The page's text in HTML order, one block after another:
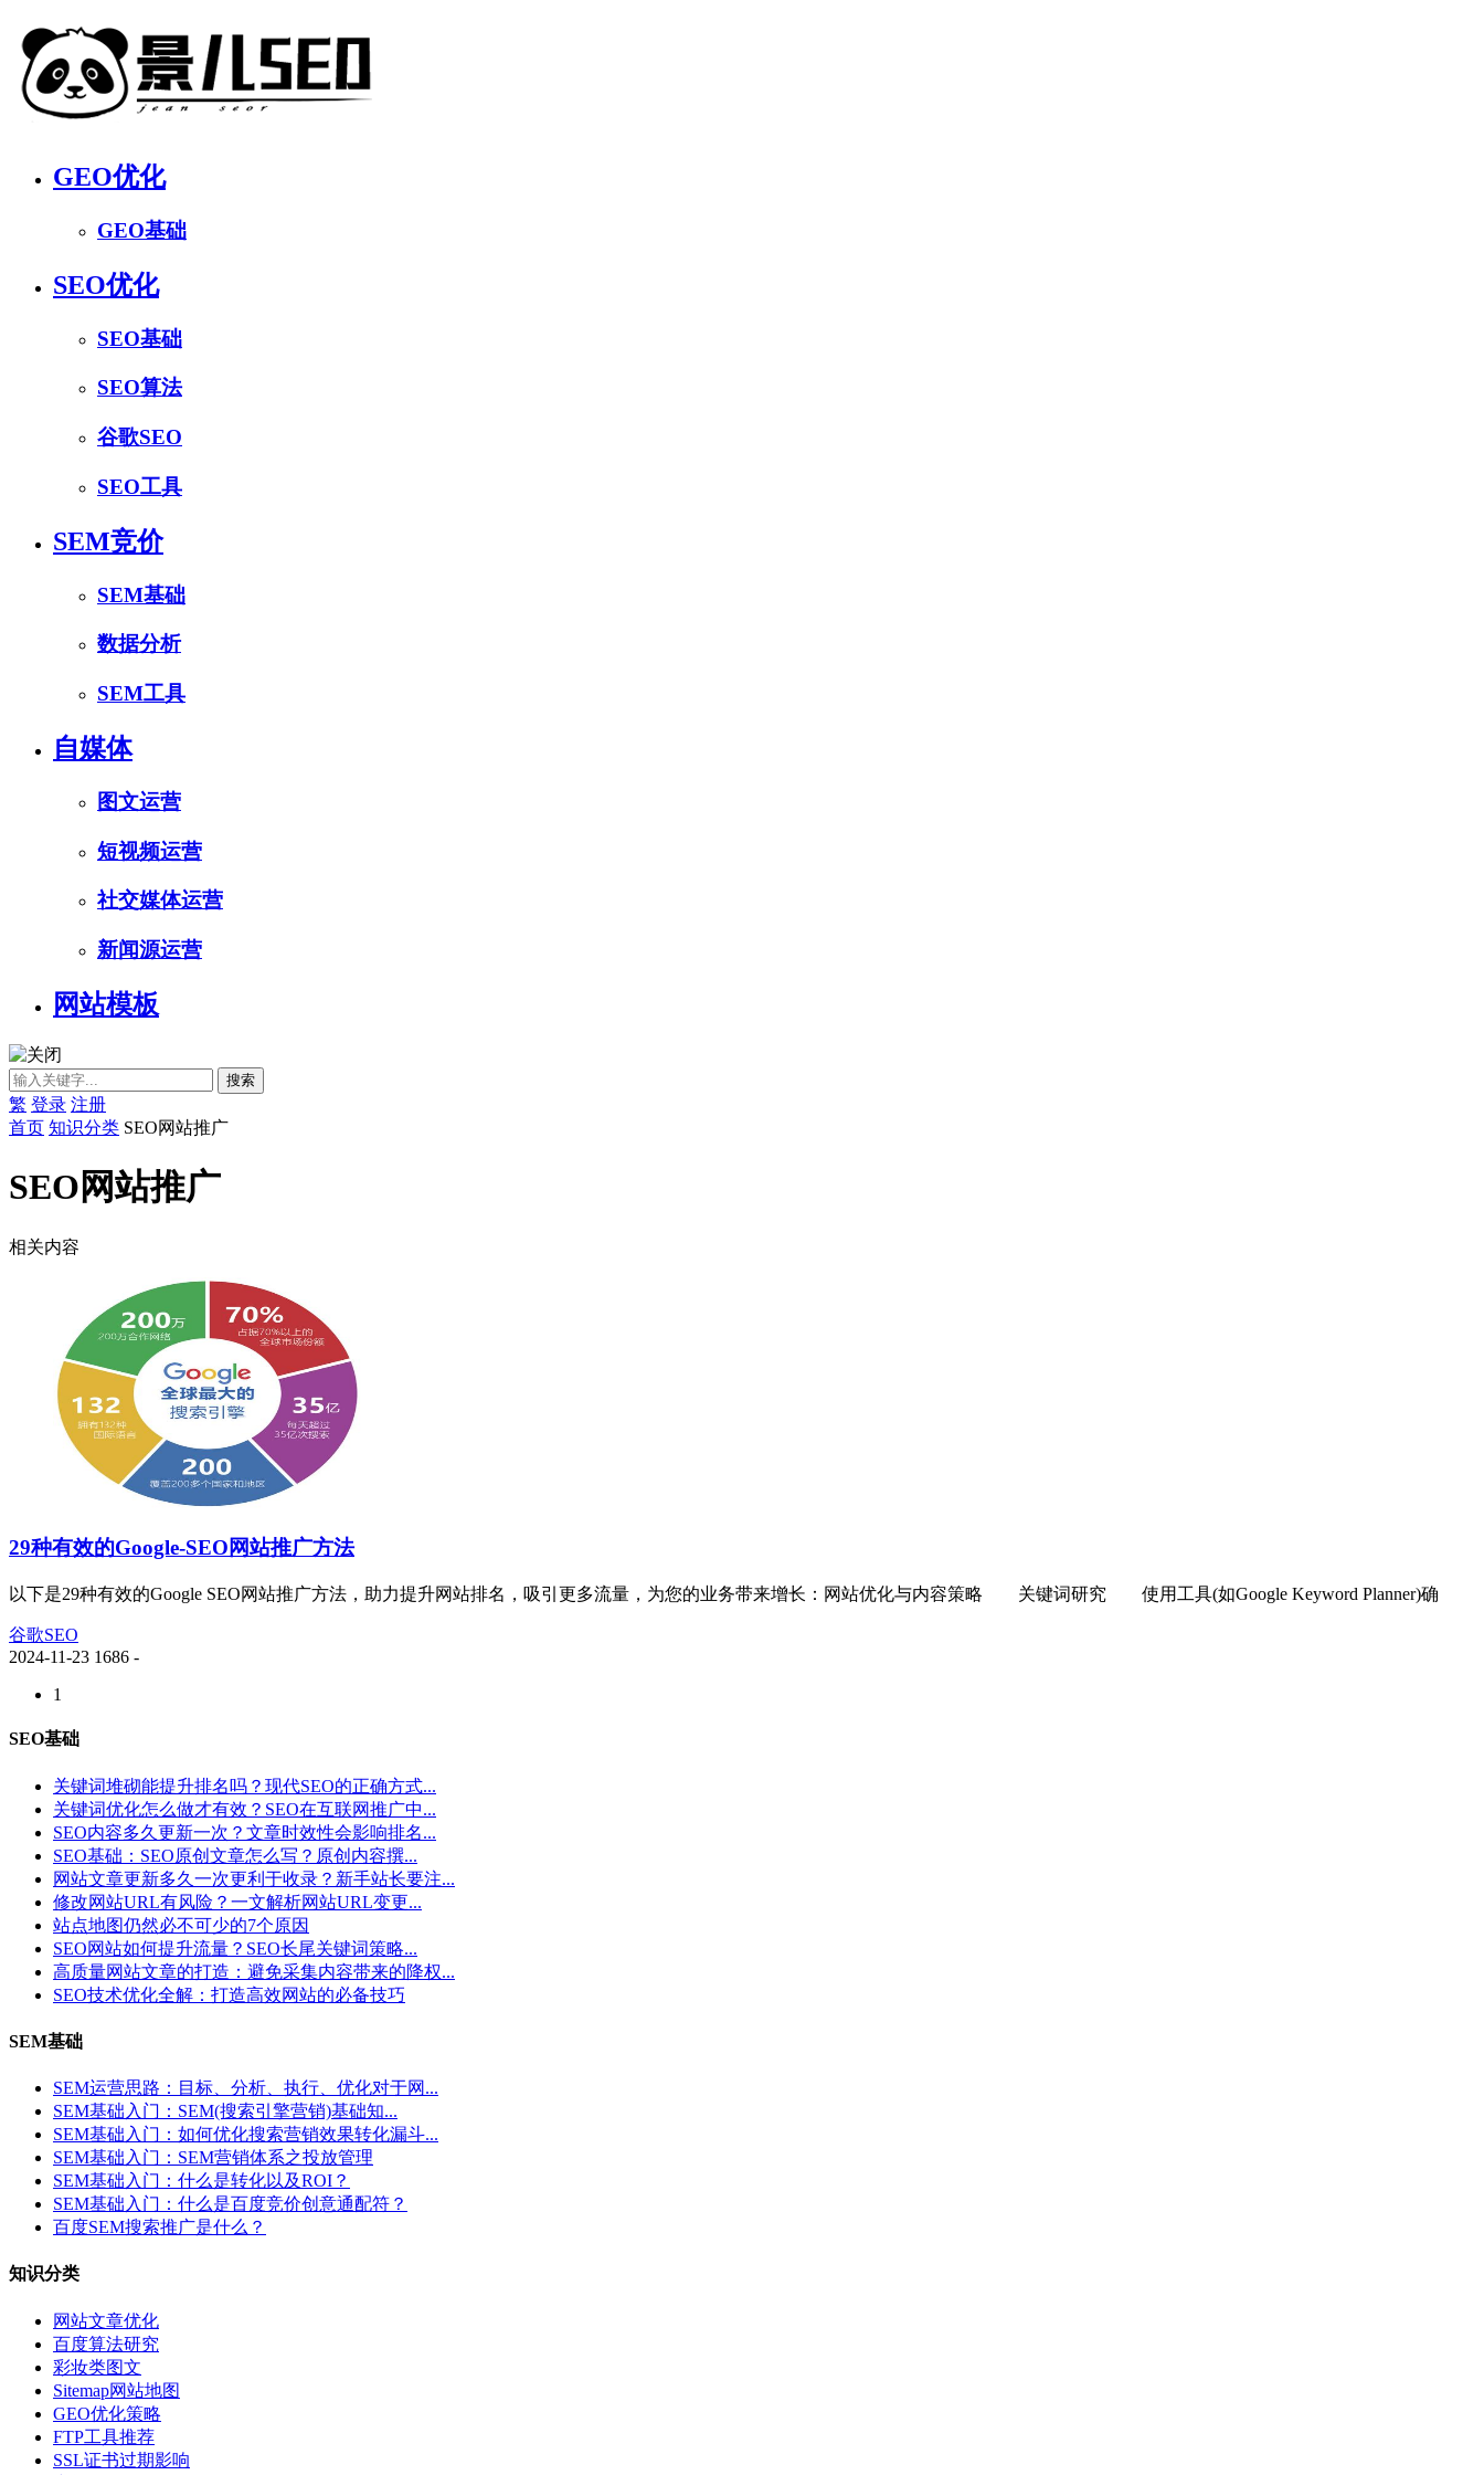
GEO优化
GEO基础
SEO优化
SEO基础
SEO算法
谷歌SEO
SEO工具
SEM竞价
SEM基础
数据分析
SEM工具
自媒体
图文运营
短视频运营
社交媒体运营
新闻源运营
网站模板
繁 登录 注册
首页 知识分类 SEO网站推广
SEO网站推广
相关内容
29种有效的Google-SEO网站推广方法
以下是29种有效的Google SEO网站推广方法，助力提升网站排名，吸引更多流量，为您的业务带来增长：网站优化与内容策略 关键词研究 使用工具(如Google Keyword Planner)确
谷歌SEO
2024-11-23 1686 -
1
SEO基础
关键词堆砌能提升排名吗？现代SEO的正确方式...
关键词优化怎么做才有效？SEO在互联网推广中...
SEO内容多久更新一次？文章时效性会影响排名...
SEO基础：SEO原创文章怎么写？原创内容撰...
网站文章更新多久一次更利于收录？新手站长要注...
修改网站URL有风险？一文解析网站URL变更...
站点地图仍然必不可少的7个原因
SEO网站如何提升流量？SEO长尾关键词策略...
高质量网站文章的打造：避免采集内容带来的降权...
SEO技术优化全解：打造高效网站的必备技巧
SEM基础
SEM运营思路：目标、分析、执行、优化对于网...
SEM基础入门：SEM(搜索引擎营销)基础知...
SEM基础入门：如何优化搜索营销效果转化漏斗...
SEM基础入门：SEM营销体系之投放管理
SEM基础入门：什么是转化以及ROI？
SEM基础入门：什么是百度竞价创意通配符？
百度SEM搜索推广是什么？
知识分类
网站文章优化
百度算法研究
彩妆类图文
Sitemap网站地图
GEO优化策略
FTP工具推荐
SSL证书过期影响